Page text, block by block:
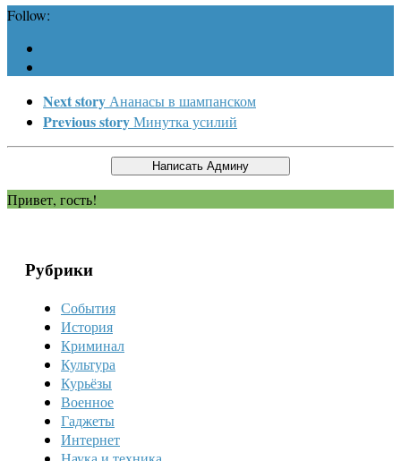
Follow:
Next story Ананасы в шампанском
Previous storyМинутка усилий
Привет, гость!
Рубрики
События
История
Криминал
Культура
Курьёзы
Военное
Гаджеты
Интернет